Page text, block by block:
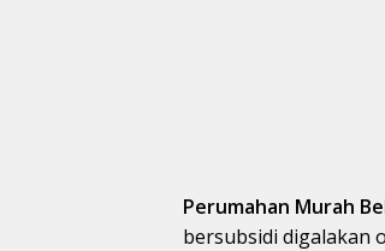
Perumahan Murah
bersubsidi digalakan